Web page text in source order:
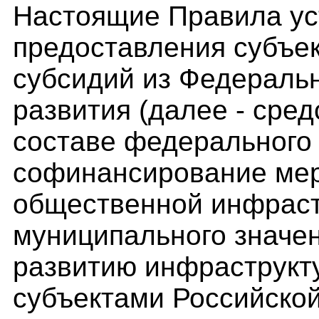
Настоящие Правила
предоставления
субсидий из
развития (далее -
составе
софинансирование
общественной
муниципального
развитию
субъектами